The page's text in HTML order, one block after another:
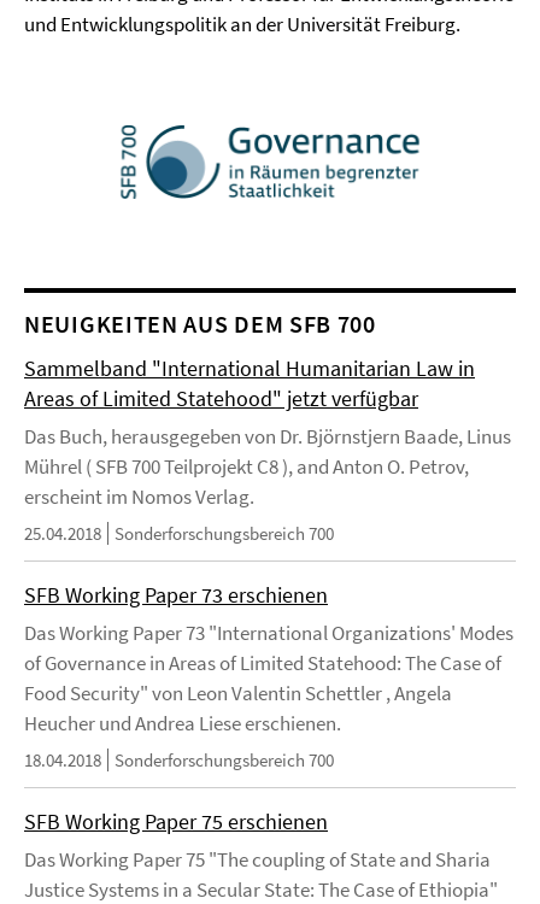
und Entwicklungspolitik an der Universität Freiburg.
NEUIGKEITEN AUS DEM SFB 700
Sammelband "International Humanitarian Law in
Areas of Limited Statehood" jetzt verfügbar
Das Buch, herausgegeben von Dr. Björnstjern Baade, Linus
Mührel ( SFB 700 Teilprojekt C8 ), and Anton O. Petrov,
erscheint im Nomos Verlag.
25.04.2018 Sonderforschungsbereich 700
SFB Working Paper 73 erschienen
Das Working Paper 73 "International Organizations' Modes
of Governance in Areas of Limited Statehood: The Case of
Food Security" von Leon Valentin Schettler , Angela
Heucher und Andrea Liese erschienen.
18.04.2018 Sonderforschungsbereich 700
SFB Working Paper 75 erschienen
Das Working Paper 75 "The coupling of State and Sharia
Justice Systems in a Secular State: The Case of Ethiopia"